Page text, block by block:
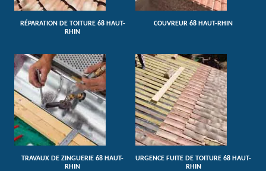
RÉPARATION DE TOITURE 68 HAUT-
RHIN
COUVREUR 68 HAUT-RHIN
TRAVAUX DE ZINGUERIE 68 HAUT-
RHIN
URGENCE FUITE DE TOITURE 68 HAUT-
RHIN